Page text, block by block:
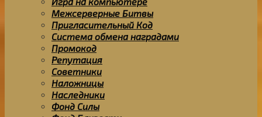
Межсерверные Битвы
Пригласительный Код
Система обмена наградами
Промокод
Репутация
Советники
Наложницы
Наследники
Фонд Силы